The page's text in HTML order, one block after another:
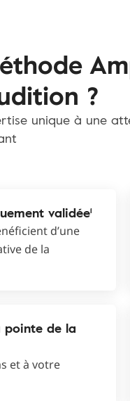
?
unique à une
validée¹
d’une
de la
pointe de la
et à votre